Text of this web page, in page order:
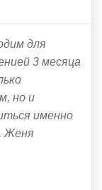
для
3 месяца
но и
именно
Женя